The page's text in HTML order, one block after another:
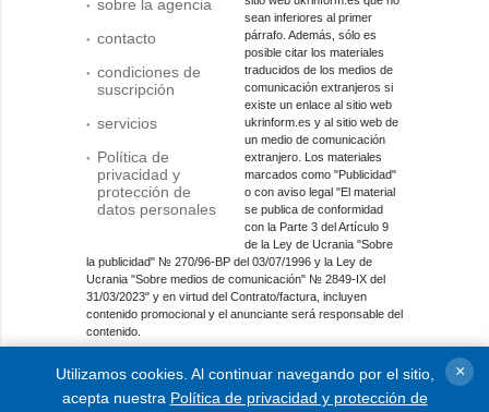
sobre la agencia
contacto
condiciones de
suscripción
servicios
Política de
privacidad y
protección de
datos personales
sean inferiores al primer
párrafo. Además, sólo es
posible citar los materiales
traducidos de los medios de
comunicación extranjeros si
existe un enlace al sitio web
ukrinform.es y al sitio web de
un medio de comunicación
extranjero. Los materiales
marcados como "Publicidad"
o con aviso legal "El material
se publica de conformidad
con la Parte 3 del Artículo 9
de la Ley de Ucrania "Sobre
la publicidad" № 270/96-ВР del 03/07/1996 y la Ley de
Ucrania "Sobre medios de comunicación" № 2849-IX del
31/03/2023" y en virtud del Contrato/factura, incluyen
contenido promocional y el anunciante será responsable del
contenido.
Entidad de medios en línea; identificador de medios: R40-
01421.
Utilizamos cookies. Al continuar navegando por el sitio,
acepta nuestra Política de privacidad y protección de
×